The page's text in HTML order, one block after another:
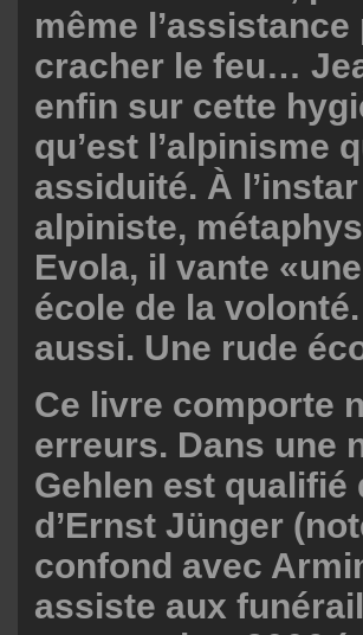
même
cracher le feu…
enfin sur cette
qu’est l’alpinisme
assiduité. À
alpiniste,
Evola, il vante
école de la
aussi. Une rude
Ce livre comporte
erreurs. Dans une
Gehlen est qualifié
d’Ernst Jünger
confond avec
assiste aux